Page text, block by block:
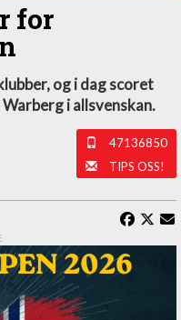
for
og i dag scoret
i allsvenskan.
47136850
TIPS OSS!